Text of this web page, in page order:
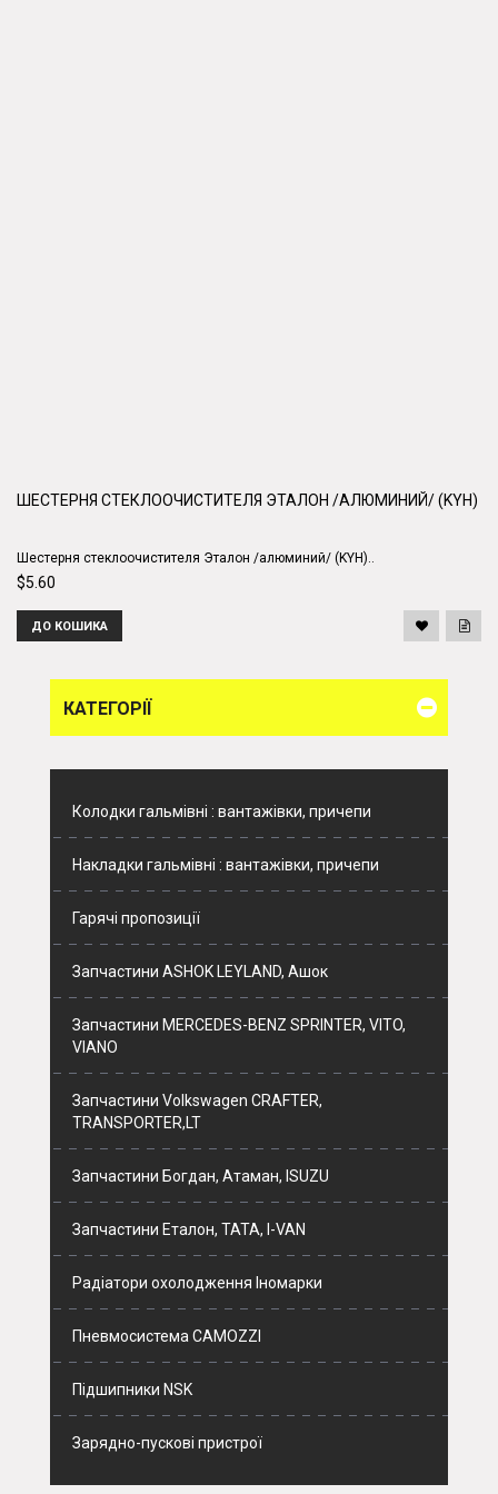
ШЕСТЕРНЯ СТЕКЛООЧИСТИТЕЛЯ ЭТАЛОН /АЛЮМИНИЙ/ (KYH)
Шестерня стеклоочистителя Эталон /алюминий/ (KYH)..
$5.60
ДО КОШИКА
КАТЕГОРІЇ
Колодки гальмівні : вантажівки, причепи
Накладки гальмівні : вантажівки, причепи
Гарячі пропозиції
Запчастини ASHOK LEYLAND, Ашок
Запчастини MERCEDES-BENZ SPRINTER, VITO,
VIANO
Запчастини Volkswagen CRAFTER,
TRANSPORTER,LT
Запчастини Богдан, Атаман, ISUZU
Запчастини Еталон, ТАТА, I-VAN
Радіатори охолодження Іномарки
Пневмосистема CAMOZZI
Підшипники NSK
Зарядно-пускові пристрої